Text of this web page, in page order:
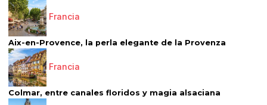
Francia
Aix-en-Provence, la perla elegante de la Provenza
Francia
Colmar, entre canales floridos y magia alsaciana